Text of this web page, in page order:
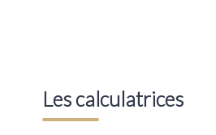
Les calculatrices